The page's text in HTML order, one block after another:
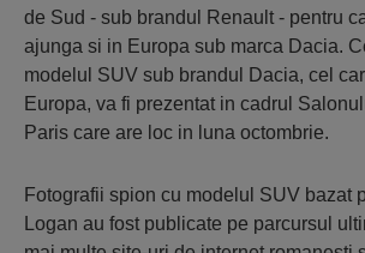
de Sud - sub brandul Renault - pentru
ajunga si in Europa sub marca Dacia.
modelul SUV sub brandul Dacia, cel
Europa, va fi prezentat in cadrul
Paris care are loc in luna octombrie.
Fotografii spion cu modelul SUV bazat
Logan au fost publicate pe parcursul